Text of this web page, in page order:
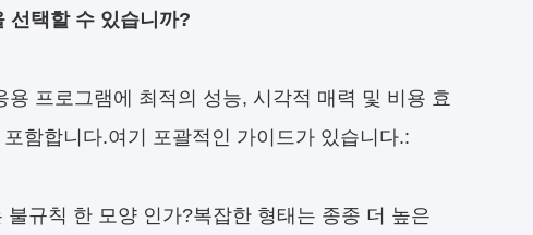
선택할 수 있습니까?
프로그램에 최적의 성능, 시각적 매력 및 비용 효
함합니다.여기 포괄적인 가이드가 있습니다.:
불규칙 한 모양 인가?복잡한 형태는 종종 더 높은